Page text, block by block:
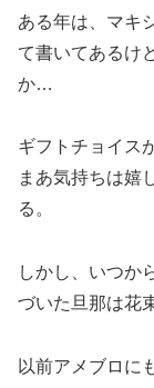
ある年は、マキ
て書いてあるけ
か…
ギフトチョイス
まあ気持ちは嬉
る。
しかし、いつか
づいた旦那は花
以前アメブロに